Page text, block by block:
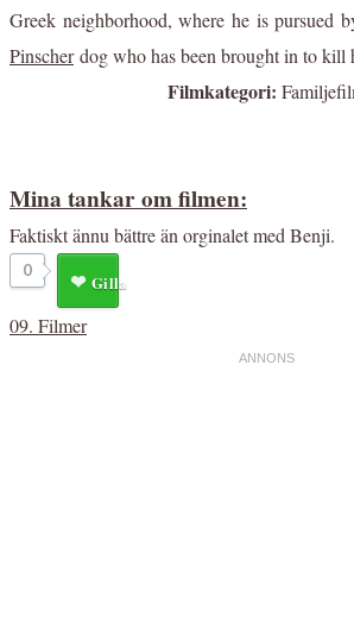
Greek neighborhood, where he is pursued
Pinscherdog who has been brought in to kill
Filmkategori:
Mina tankar om filmen:
Faktiskt ännu bättre än orginalet med Benji.
0
Gilla
09. Filmer